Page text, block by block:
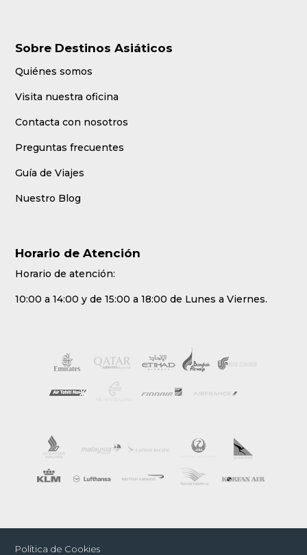
Sobre Destinos Asiáticos
Quiénes somos
Visita nuestra oficina
Contacta con nosotros
Preguntas frecuentes
Guía de Viajes
Nuestro Blog
Horario de Atención
Horario de atención:
10:00 a 14:00 y de 15:00 a 18:00 de Lunes a Viernes.
Política de Cookies